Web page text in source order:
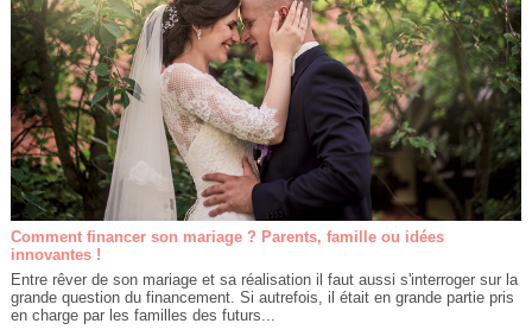
Comment financer son mariage ? Parents, famille ou idées
innovantes !
Entre rêver de son mariage et sa réalisation il faut aussi s'interroger sur la
grande question du financement. Si autrefois, il était en grande partie pris
en charge par les familles des futurs...